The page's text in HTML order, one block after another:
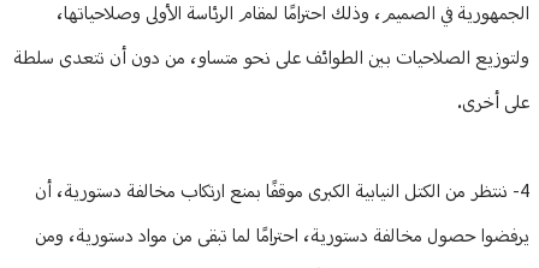
الجمهورية في الصميم، وذلك احترامًا لمقام الرئاسة الأولى وصلاحياتها،
ولتوزيع الصلاحيات بين الطوائف على نحو متساو، من دون أن تتعدى سلطة
على أخرى.
4- ننتظر من الكتل النيابية الكبرى موقفًا بمنع ارتكاب مخالفة دستورية، أن
يرفضوا حصول مخالفة دستورية، احترامًا لما تبقى من مواد دستورية، ومن